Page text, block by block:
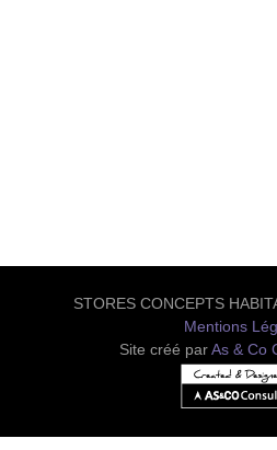
STORES CONCEPTS
Mentions
Site créé parAs & Co